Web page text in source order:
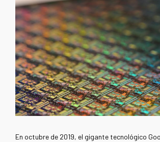
En octubre de 2019, el gigante tecnológico